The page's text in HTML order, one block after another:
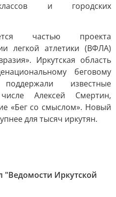
и городских
частью проекта
легкой атлетики (ВФЛА)
Иркутская область
беговому
известные
Алексей Смертин,
«Бег со смыслом». Новый
для тысяч иркутян.
"Ведомости Иркутской